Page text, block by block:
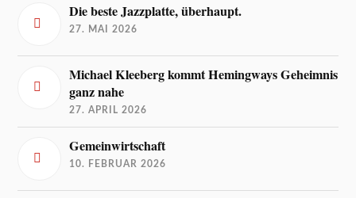
Die beste Jazzplatte, überhaupt.
27. MAI 2026
Michael Kleeberg kommt Hemingways Geheimnis
ganz nahe
27. APRIL 2026
Gemeinwirtschaft
10. FEBRUAR 2026